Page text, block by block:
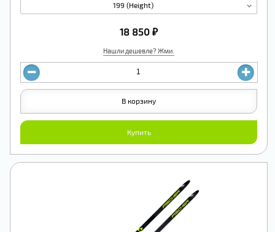
199 (Height)
Нашли дешевле? Жми.
18 850 ₽
Купить
В корзину